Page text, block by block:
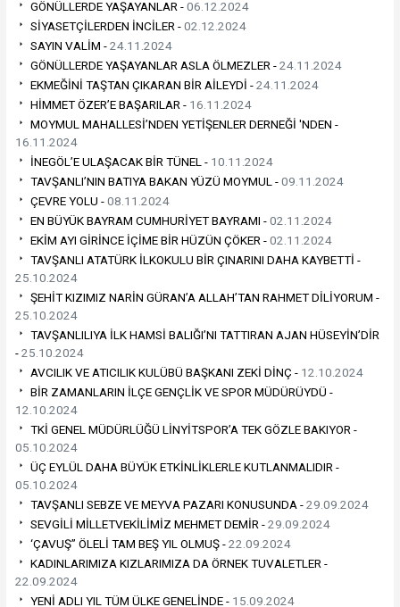
GÖNÜLLERDE YAŞAYANLAR -06.12.2024
SİYASETÇİLERDEN İNCİLER -02.12.2024
SAYIN VALİM -24.11.2024
GÖNÜLLERDE YAŞAYANLAR ASLA ÖLMEZLER -24.11.2024
EKMEĞİNİ TAŞTAN ÇIKARAN BİR AİLEYDİ -24.11.2024
HİMMET ÖZER’E BAŞARILAR - 16.11.2024
MOYMUL MAHALLESİ’NDEN YETİŞENLER DERNEĞİ 'NDEN -
16.11.2024
İNEGÖL’E ULAŞACAK BİR TÜNEL - 10.11.2024
TAVŞANLI’NIN BATIYA BAKAN YÜZÜ MOYMUL -09.11.2024
ÇEVRE YOLU -08.11.2024
EN BÜYÜK BAYRAM CUMHURİYET BAYRAMI -02.11.2024
EKİM AYI GİRİNCE İÇİME BİR HÜZÜN ÇÖKER -02.11.2024
TAVŞANLI ATATÜRK İLKOKULU BİR ÇINARINI DAHA KAYBETTİ -
25.10.2024
ŞEHİT KIZIMIZ NARİN GÜRAN’A ALLAH’TAN RAHMET DİLİYORUM -
25.10.2024
TAVŞANLILIYA İLK HAMSİ BALIĞI’NI TATTIRAN AJAN HÜSEYİN’DİR
-25.10.2024
AVCILIK VE ATICILIK KULÜBÜ BAŞKANI ZEKİ DİNÇ - 12.10.2024
BİR ZAMANLARIN İLÇE GENÇLİK VE SPOR MÜDÜRÜYDÜ -
12.10.2024
TKİ GENEL MÜDÜRLÜĞÜ LİNYİTSPOR’A TEK GÖZLE BAKIYOR -
05.10.2024
ÜÇ EYLÜL DAHA BÜYÜK ETKİNLİKLERLE KUTLANMALIDIR -
05.10.2024
TAVŞANLI SEBZE VE MEYVA PAZARI KONUSUNDA -29.09.2024
SEVGİLİ MİLLETVEKİLİMİZ MEHMET DEMİR -29.09.2024
‘ÇAVUŞ” ÖLELİ TAM BEŞ YIL OLMUŞ -22.09.2024
KADINLARIMIZA KIZLARIMIZA DA ÖRNEK TUVALETLER -
22.09.2024
YENİ ADLI YIL TÜM ÜLKE GENELİNDE - 15.09.2024